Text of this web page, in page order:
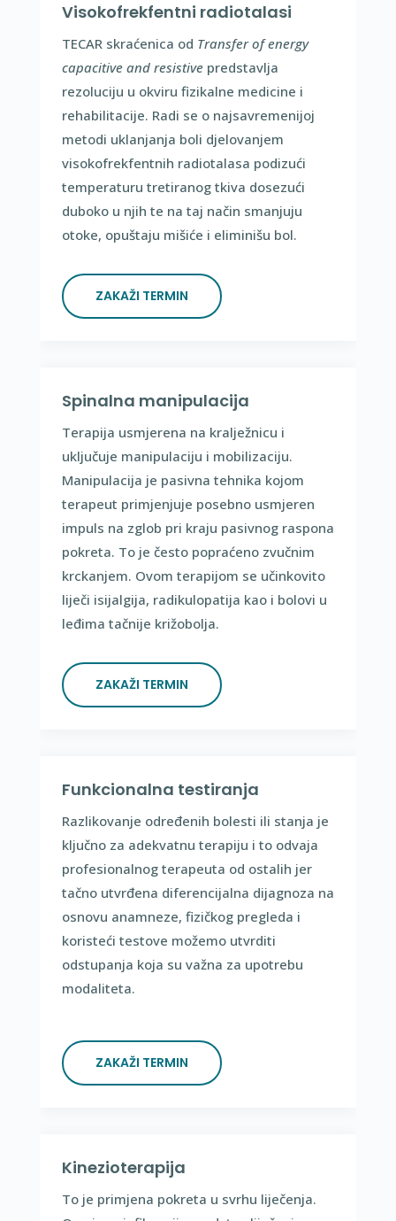
Visokofrekfentni radiotalasi
TECAR skraćenica od Transfer of energy
capacitive and resistivepredstavlja
rezoluciju u okviru fizikalne medicine i
rehabilitacije. Radi se o najsavremenijoj
metodi uklanjanja boli djelovanjem
visokofrekfentnih radiotalasa podizući
temperaturu tretiranog tkiva dosezući
duboko u njih te na taj način smanjuju
otoke, opuštaju mišiće i eliminišu bol.
ZAKAŽI TERMIN
Spinalna manipulacija
Terapija usmjerena na kralježnicu i
uključuje manipulaciju i mobilizaciju.
Manipulacija je pasivna tehnika kojom
terapeut primjenjuje posebno usmjeren
impuls na zglob pri kraju pasivnog raspona
pokreta. To je često popraćeno zvučnim
krckanjem. Ovom terapijom se učinkovito
liječi isijalgija, radikulopatija kao i bolovi u
leđima tačnije križobolja.
ZAKAŽI TERMIN
Funkcionalna testiranja
Razlikovanje određenih bolesti ili stanja je
ključno za adekvatnu terapiju i to odvaja
profesionalnog terapeuta od ostalih jer
tačno utvrđena diferencijalna dijagnoza na
osnovu anamneze, fizičkog pregleda i
koristeći testove možemo utvrditi
odstupanja koja su važna za upotrebu
modaliteta.
ZAKAŽI TERMIN
Kinezioterapija
To je primjena pokreta u svrhu liječenja.